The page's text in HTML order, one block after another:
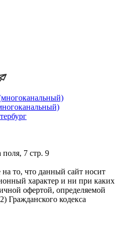
7 стр. 9
то, что данный сайт носит
характер и ни при каких
офертой, определяемой
Гражданского кодекса